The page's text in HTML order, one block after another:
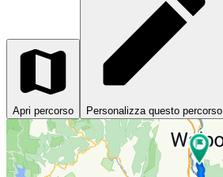
Apri percorso Personalizza questo percorso